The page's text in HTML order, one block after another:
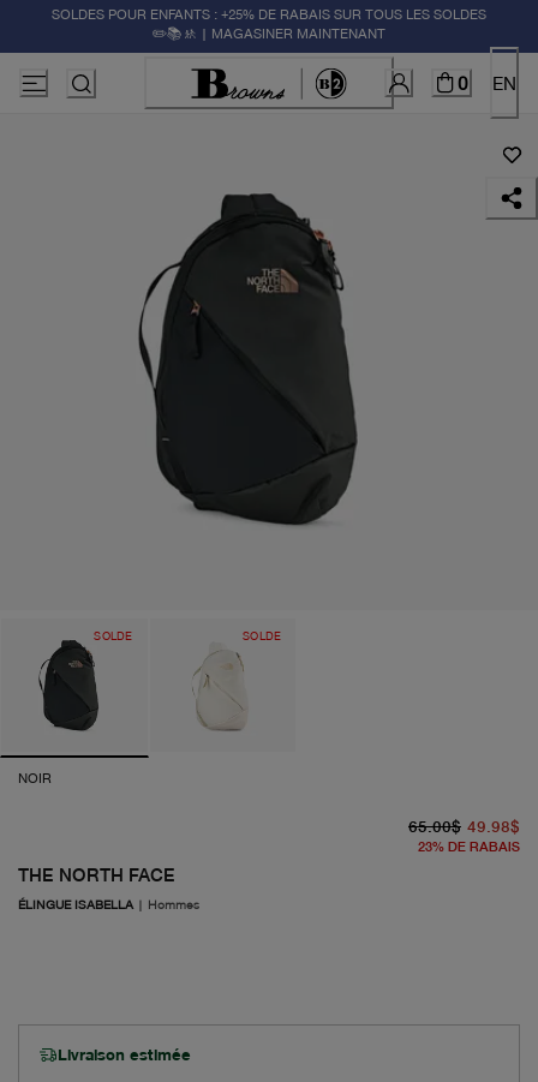
SOLDES POUR ENFANTS : +25% DE RABAIS SUR TOUS LES SOLDES
✏️📚🚸 | MAGASINER MAINTENANT
0 EN
SOLDE SOLDE
NOIR
THE NORTH FACE
ÉLINGUE ISABELLA | Hommes
65.00$ 49.98$
23% DE RABAIS
Livraison estimée